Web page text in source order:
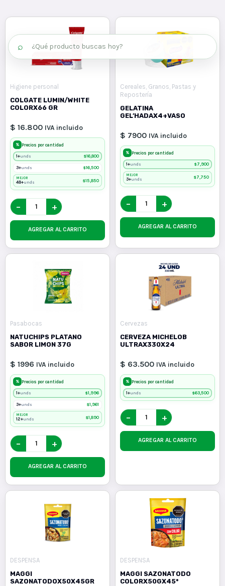
Higiene personal
COLGATE LUMIN/WHITE
COLORX66 GR
$ 16.800 IVA incluido
% Precios por cantidad
1+unds $16,800
3+unds $16,500
MEJOR
48+unds $15,850
− +
AGREGAR AL CARRITO
Cereales, Granos, Pastas y
Repostería
GELATINA
GEL’HADAX4+VASO
$ 7900 IVA incluido
% Precios por cantidad
1+unds $7,900
MEJOR
3+unds $7,750
− +
AGREGAR AL CARRITO
Pasabocas
NATUCHIPS PLATANO
SABOR LIMON 37G
$ 1996 IVA incluido
% Precios por cantidad
1+unds $1,996
3+unds $1,961
MEJOR
12+unds $1,890
− +
AGREGAR AL CARRITO
Cervezas
CERVEZA MICHELOB
ULTRAX330X24
$ 63.500 IVA incluido
% Precios por cantidad
1+unds $63,500
− +
AGREGAR AL CARRITO
DESPENSA
MAGGI
SAZONATODOX50X45GR
DESPENSA
MAGGI SAZONATODO
COLORX50GX45*
⌕